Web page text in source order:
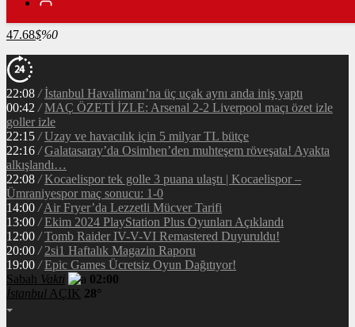
TETHER
47.68$%0
22:08 / İstanbul Havalimanı’na üç uçak aynı anda iniş yaptı
00:42 / MAÇ ÖZETİ İZLE: Arsenal 2-2 Liverpool maçı özet izle
goller izle
22:15 / Uzay ve havacılık için 5 milyar TL bütçe
22:16 / Galatasaray’da Osimhen’den muhteşem röveşata! Ayakta
alkışlandı…
22:08 / Kocaelispor tek golle 3 puana ulaştı | Kocaelispor –
Ümraniyespor maç sonucu: 1-0
14:00 / Air Fryer’da Lezzetli Mücver Tarifi
13:00 / Ekim 2024 PlayStation Plus Oyunları Açıklandı
12:00 / Tomb Raider IV-V-VI Remastered Duyuruldu!
20:00 / 2si1 Haftalık Magazin Raporu
19:00 / Epic Games Ücretsiz Oyun Dağıtıyor!
Sabah Vakti
02:00
İstanbul AÇIK 28°